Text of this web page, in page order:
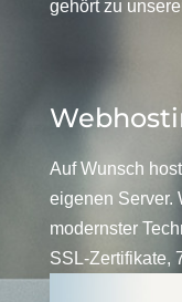
gehört zu
Auf Wunsch
eigenen Server.
modernster
SSL-Zertifikate,